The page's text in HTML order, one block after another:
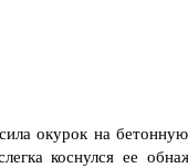
окурок на бетонную
коснулся ее